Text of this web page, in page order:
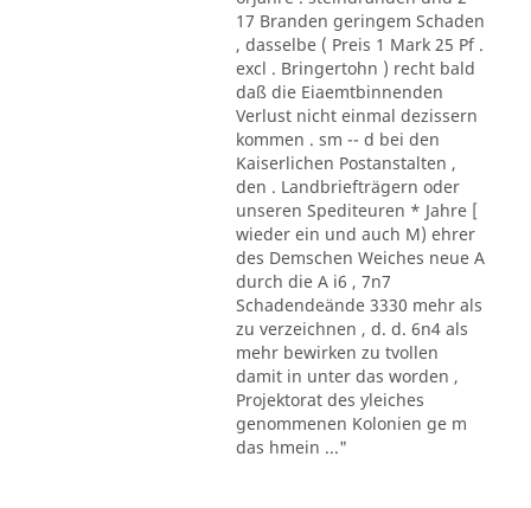
17 Branden geringem Schaden
, dasselbe ( Preis 1 Mark 25 Pf .
excl . Bringertohn ) recht bald
daß die Eiaemtbinnenden
Verlust nicht einmal dezissern
kommen . sm -- d bei den
Kaiserlichen Postanstalten ,
den . Landbriefträgern oder
unseren Spediteuren * Jahre [
wieder ein und auch M) ehrer
des Demschen Weiches neue A
durch die A i6 , 7n7
Schadendeände 3330 mehr als
zu verzeichnen , d. d. 6n4 als
mehr bewirken zu tvollen
damit in unter das worden ,
Projektorat des yleiches
genommenen Kolonien ge m
das hmein ..."